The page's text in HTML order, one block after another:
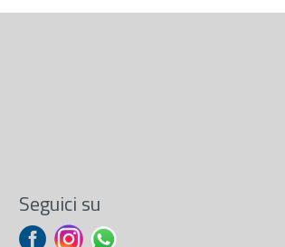
Seguici su